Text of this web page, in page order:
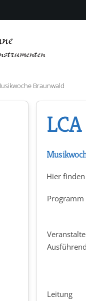
Braunwald
Hier
Programm
Leitung